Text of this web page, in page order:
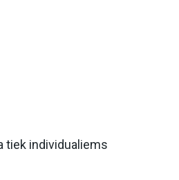
tiek individualiems